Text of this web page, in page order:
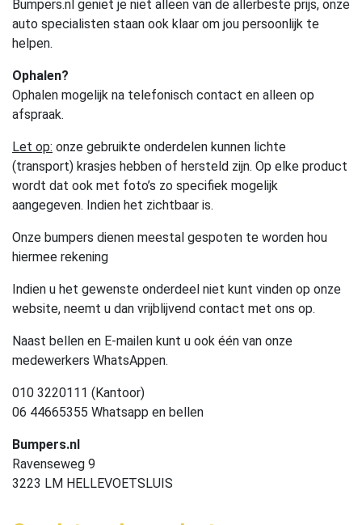
Bumpers.nl geniet je niet alleen van de allerbeste prijs, onze
auto specialisten staan ook klaar om jou persoonlijk te
helpen.
Ophalen?
Ophalen mogelijk na telefonisch contact en alleen op
afspraak.
Let op: onze gebruikte onderdelen kunnen lichte
(transport) krasjes hebben of hersteld zijn. Op elke product
wordt dat ook met foto’s zo specifiek mogelijk
aangegeven. Indien het zichtbaar is.
Onze bumpers dienen meestal gespoten te worden hou
hiermee rekening
Indien u het gewenste onderdeel niet kunt vinden op onze
website, neemt u dan vrijblijvend contact met ons op.
Naast bellen en E-mailen kunt u ook één van onze
medewerkers WhatsAppen.
010 3220111 (Kantoor)
06 44665355 Whatsapp en bellen
Bumpers.nl
Ravenseweg 9
3223 LM HELLEVOETSLUIS